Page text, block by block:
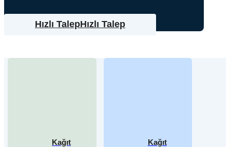
Hızlı TalepHızlı Talep
Kağıt
Kağıt